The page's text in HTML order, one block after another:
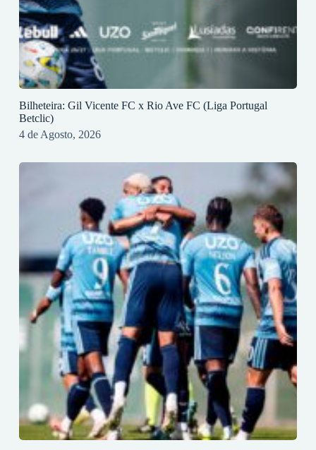
Bilheteira: Gil Vicente FC x Rio Ave FC (Liga Portugal
Betclic)
4 de Agosto, 2026